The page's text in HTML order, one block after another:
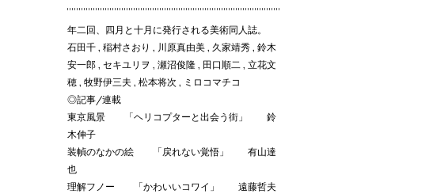
年二回、四月と十月に発行される美術同人誌。
石田千 , 稲村さおり , 川原真由美 , 久家靖秀 , 鈴木
安一郎 , セキユリヲ , 瀬沼俊隆 , 田口順二 , 立花文
穂 , 牧野伊三夫 , 松本将次 , ミロコマチコ
◎記事/連載
東京風景 「ヘリコプターと出会う街」 鈴
木伸子
装幀のなかの絵 「戻れない覚悟」 有山達
也
理解フノー 「かわいいコワイ」 遠藤哲夫